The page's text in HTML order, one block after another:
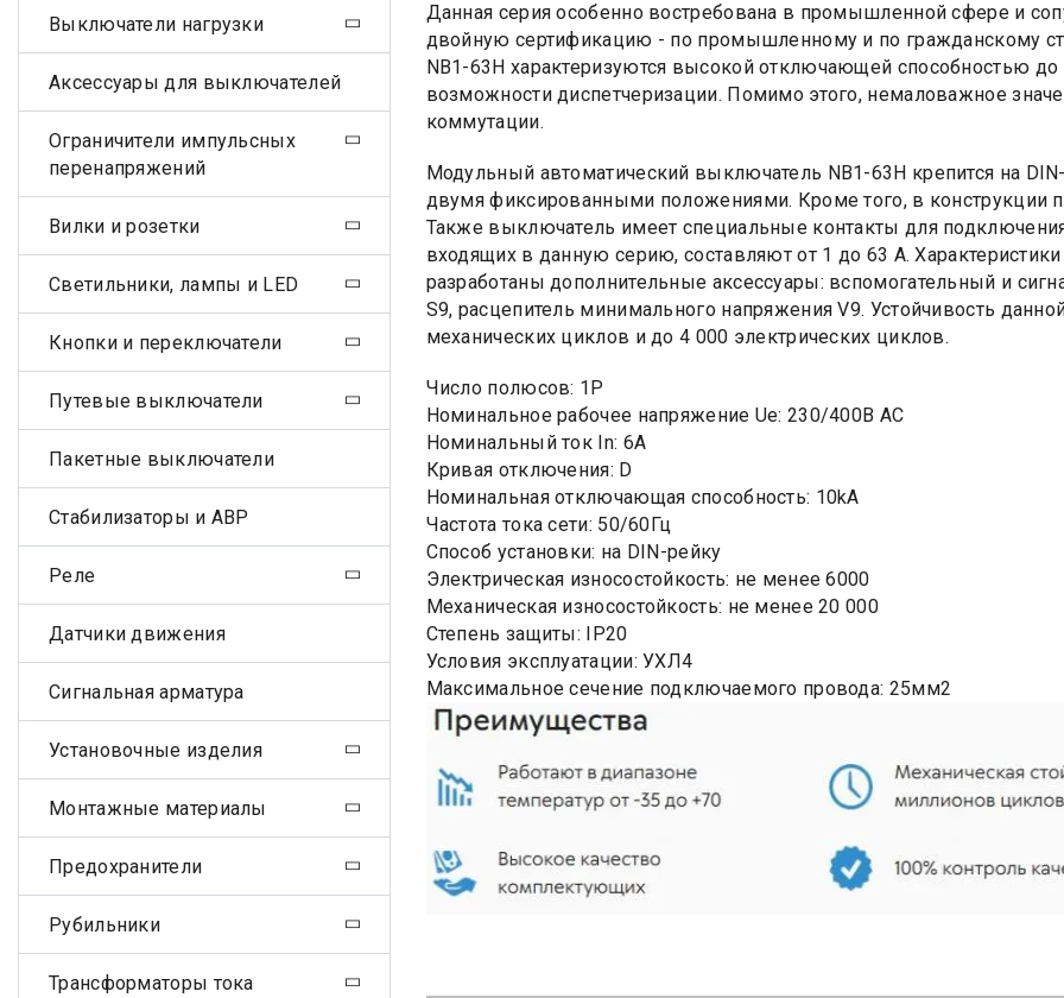
Данная серия особенно востребована в промышленной сфере и
двойную сертификацию - по промышленному и по гражданскому
NB1-63H характеризуются высокой отключающей способностью
возможности диспетчеризации. Помимо этого, немаловажное
коммутации.
Модульный автоматический выключатель NB1-63H крепится на
двумя фиксированными положениями. Кроме того, в конструкции
Также выключатель имеет специальные контакты для
входящих в данную серию, составляют от 1 до 63 A.
разработаны дополнительные аксессуары: вспомогательный и
S9, расцепитель минимального напряжения V9. Устойчивость
механических циклов и до 4 000 электрических циклов.
Число полюсов: 1Р
Номинальное рабочее напряжение Ue: 230/400В AC
Номинальный ток In: 6А
Кривая отключения: D
Номинальная отключающая способность: 10kA
Частота тока сети: 50/60Гц
Способ установки: на DIN-рейку
Электрическая износостойкость: не менее 6000
Механическая износостойкость: не менее 20 000
Степень защиты: IP20
Условия эксплуатации: УХЛ4
Максимальное сечение подключаемого провода: 25мм2
Выключатели нагрузки
Аксессуары для выключателей
Ограничители импульсных
перенапряжений
Вилки и розетки
Светильники, лампы и LED
Кнопки и переключатели
Путевые выключатели
Пакетные выключатели
Стабилизаторы и АВР
Реле
Датчики движения
Сигнальная арматура
Установочные изделия
Монтажные материалы
Предохранители
Рубильники
Трансформаторы тока